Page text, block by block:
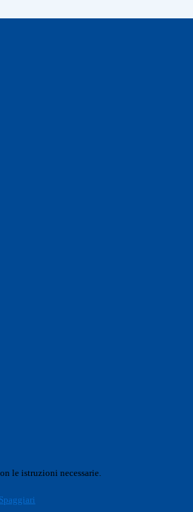
le istruzioni necessarie.